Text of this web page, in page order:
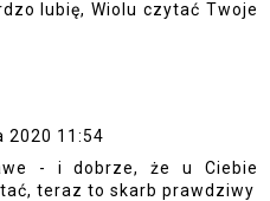
lubię, Wiolu czytać Twoje
2020 11:54
- i dobrze, że u Ciebie
teraz to skarb prawdziwy